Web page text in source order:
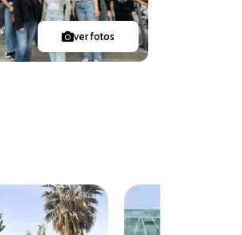
ver fotos